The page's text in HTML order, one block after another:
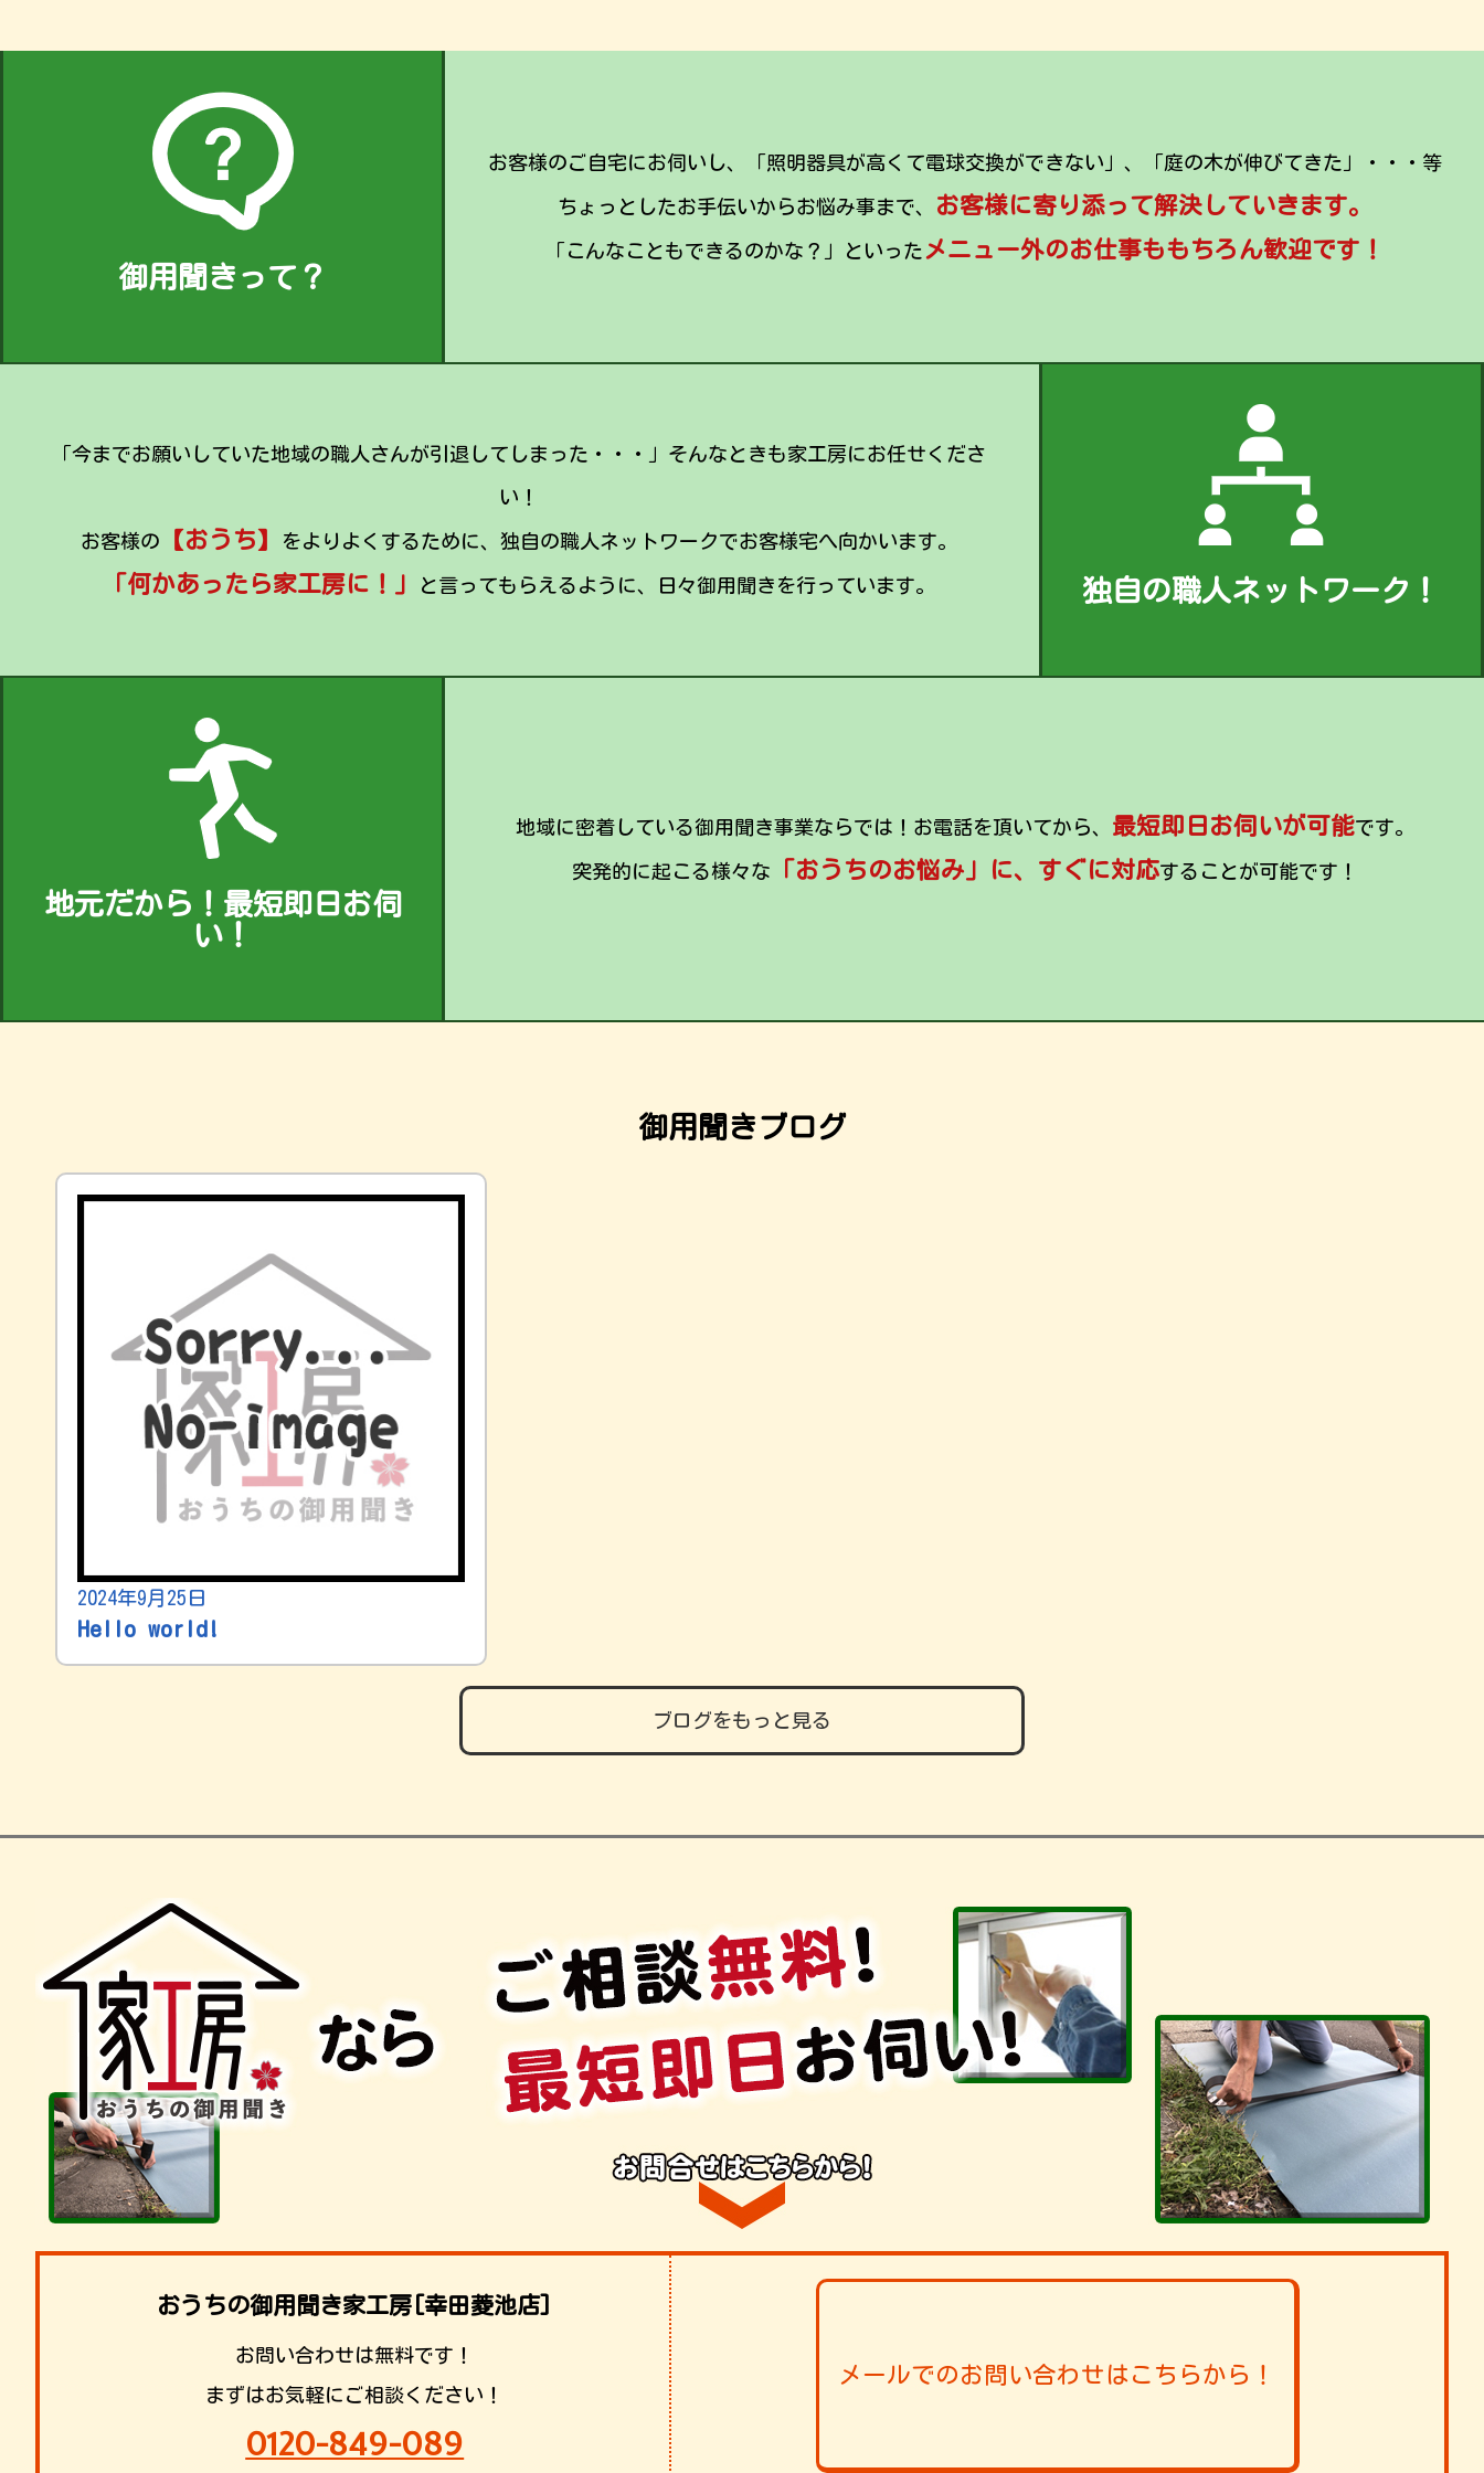
御用聞きって？
お客様のご自宅にお伺いし、「照明器具が高くて電球交換ができない」、「庭の木が伸びてきた」・・・等
ちょっとしたお手伝いからお悩み事まで、 お客様に寄り添って解決していきます。
「こんなこともできるのかな？」といった メニュー外のお仕事ももちろん歓迎です！
独自の職人ネットワーク！
「今までお願いしていた地域の職人さんが引退してしまった・・・」そんなときも家工房にお任せくださ
い！
お客様の 【おうち】 をよりよくするために、独自の職人ネットワークでお客様宅へ向かいます。
「何かあったら家工房に！」 と言ってもらえるように、日々御用聞きを行っています。
地元だから！最短即日お伺
い！
地域に密着している御用聞き事業ならでは！お電話を頂いてから、 最短即日お伺いが可能です。
突発的に起こる様々な 「おうちのお悩み」に、すぐに対応することが可能です！
御用聞きブログ
2024年9月25日
Hello world!
ブログをもっと見る
おうちの御用聞き家工房[幸田菱池店]
お問い合わせは無料です！
まずはお気軽にご相談ください！
0120-849-089
メールでのお問い合わせはこちらから！